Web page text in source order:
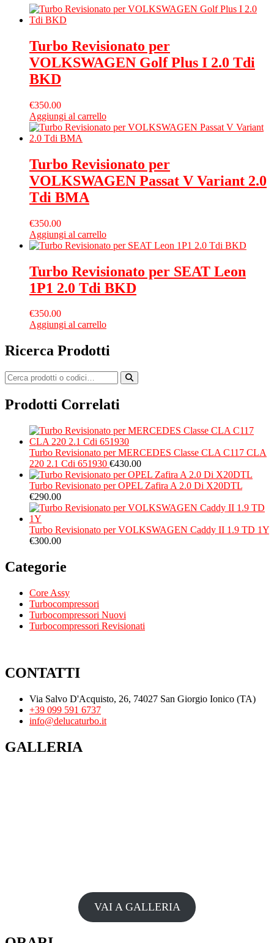
Turbo Revisionato per
VOLKSWAGEN Golf Plus I 2.0 Tdi
BKD
€350.00
Aggiungi al carrello
Turbo Revisionato per
VOLKSWAGEN Passat V Variant 2.0
Tdi BMA
€350.00
Aggiungi al carrello
Turbo Revisionato per SEAT Leon
1P1 2.0 Tdi BKD
€350.00
Aggiungi al carrello
Ricerca Prodotti
Prodotti Correlati
Turbo Revisionato per MERCEDES Classe CLA C117 CLA
220 2.1 Cdi 651930 €430.00
Turbo Revisionato per OPEL Zafira A 2.0 Di X20DTL
€290.00
Turbo Revisionato per VOLKSWAGEN Caddy II 1.9 TD 1Y
€300.00
Categorie
Core Assy
Turbocompressori
Turbocompressori Nuovi
Turbocompressori Revisionati
CONTATTI
Via Salvo D'Acquisto, 26, 74027 San Giorgio Ionico (TA)
+39 099 591 6737
info@delucaturbo.it
GALLERIA
VAI A GALLERIA